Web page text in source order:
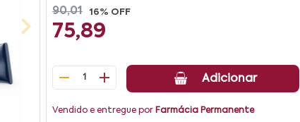
90,01 16% OFF
75,89
1 Adicionar
Vendido e entregue por Farmácia Permanente